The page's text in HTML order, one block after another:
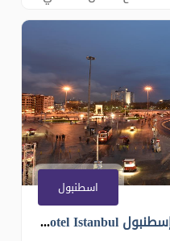
يمكنك الاختيار
الأنيقة في فندق
Radisson Blu Bosphorus Hotel, Istanbul. توفر غرف
الراق
اسطنبول
فندق سي في كي تقسيم إسطنبول CVK Taksim Hotel Istanbul